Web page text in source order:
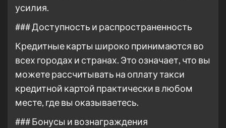
усилия.
### Доступность и распространенность
Кредитные карты широко принимаются во
всех городах и странах. Это означает, что вы
можете рассчитывать на оплату такси
кредитной картой практически в любом
месте, где вы оказываетесь.
### Бонусы и вознаграждения